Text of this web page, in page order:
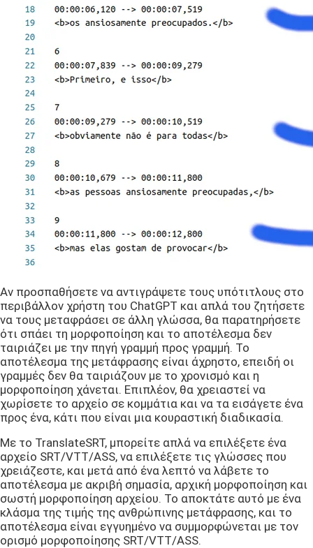
Αν προσπαθήσετε να αντιγράψετε τους υπότιτλους στο
περιβάλλον χρήστη του ChatGPT και απλά του ζητήσετε
να τους μεταφράσει σε άλλη γλώσσα, θα παρατηρήσετε
ότι σπάει τη μορφοποίηση και το αποτέλεσμα δεν
ταιριάζει με την πηγή γραμμή προς γραμμή. Το
αποτέλεσμα της μετάφρασης είναι άχρηστο, επειδή οι
γραμμές δεν θα ταιριάζουν με το χρονισμό και η
μορφοποίηση χάνεται. Επιπλέον, θα χρειαστεί να
χωρίσετε το αρχείο σε κομμάτια και να τα εισάγετε ένα
προς ένα, κάτι που είναι μια κουραστική διαδικασία.
Με το TranslateSRT, μπορείτε απλά να επιλέξετε ένα
αρχείο SRT/VTT/ASS, να επιλέξετε τις γλώσσες που
χρειάζεστε, και μετά από ένα λεπτό να λάβετε το
αποτέλεσμα με ακριβή σημασία, αρχική μορφοποίηση και
σωστή μορφοποίηση αρχείου. Το αποκτάτε αυτό με ένα
κλάσμα της τιμής της ανθρώπινης μετάφρασης, και το
αποτέλεσμα είναι εγγυημένο να συμμορφώνεται με τον
ορισμό μορφοποίησης SRT/VTT/ASS.